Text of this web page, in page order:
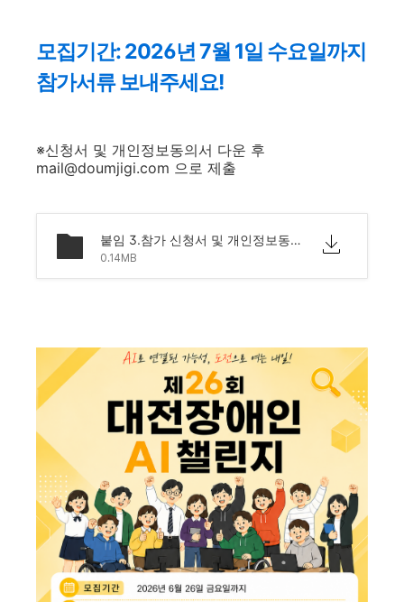
모집기간: 2026년 7월 1일 수요일까지
참가서류 보내주세요!
※신청서 및 개인정보동의서 다운 후
mail@doumjigi.com 으로 제출
붙임 3.참가 신청서 및 개인정보동의서.hwp
0.14MB